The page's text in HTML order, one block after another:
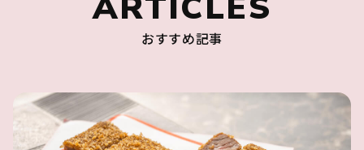
おすすめ記事